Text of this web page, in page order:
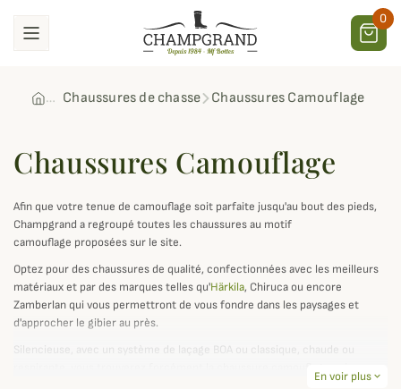
0
Chaussures de chasse Chaussures Camouflage
Chaussures Camouflage
Afin que votre tenue de camouflage soit parfaite jusqu'au bout des pieds,
Champgrand a regroupé toutes les chaussures au motif
camouflage proposées sur le site.
Optez pour des chaussures de qualité, confectionnées avec les meilleurs
matériaux et par des marques telles qu'Härkila, Chiruca ou encore
Zamberlan qui vous permettront de vous fondre dans les paysages et
d'approcher le gibier au près.
Silencieuse, avec un système de laçage BOA ou classique, chaude ou
En voir plus expand_more